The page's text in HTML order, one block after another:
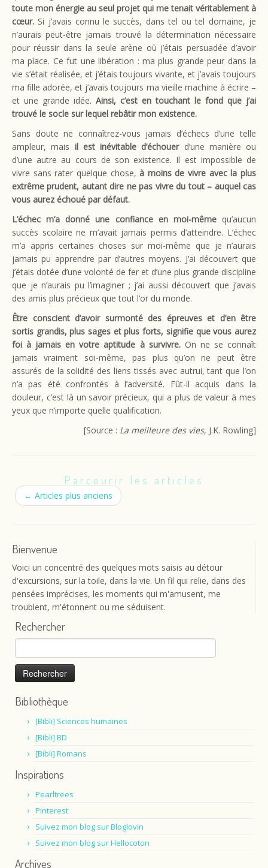
toute mon énergie au seul projet qui me tenait véritablement à
cœur. Si j’avais connu le succès, dans tel ou tel domaine, je
n’aurais peut-être jamais trouvé la détermination nécessaire
pour réussir dans la seule arène où j’étais persuadée d’avoir
ma place. Ce fut une libération : ma plus grande peur dans la
vie s’était réalisée, et j’étais toujours vivante, et j’avais toujours
ma fille adorée, et j’avais toujours ma vieille machine à écrire –
et une grande idée. Ainsi, c’est en touchant le fond que j’ai
trouvé le socle sur lequel rebâtir mon existence.
Sans doute ne connaîtrez-vous jamais d’échecs d’une telle
ampleur, mais il est inévitable d’échouerd’une manière ou
d’une autre au cours de son existence. Il est impossible de
vivre sans rater quelque chose, à moins de vivre avec la plus
extrême prudent, autant dire ne pas vivre du tout – auquel cas
vous aurez échoué par défaut.
L’échec m’a donné une confiance en moi-mêmequ’aucun
succès scolaire ne m’avait jamais permis d’atteindre. L’échec
m’a appris certaines choses sur moi-même que je n’aurais
jamais pu apprendre par d’autres moyens. J’ai découvert que
j’étais dotée d’une volonté de fer et d’une plus grande discipline
que je n’aurais pu l’imaginer ; j’ai aussi découvert que j’avais
des amis plus précieux que tout l’or du monde.
Être conscient d’avoir surmonté des épreuves et d’en être
sortis grandis, plus sages et plus forts, signifie que vous aurez
foi à jamais en votre aptitude à survivre.On ne se connaît
jamais vraiment soi-même, pas plus qu’on ne peut être
assurés de la solidité des liens tissés avec autrui, tant que l’on
n’a pas été confrontés à l’adversité. Fût-il acquis dans la
douleur, c’est là un savoir précieux, qui a plus de valeur à mes
yeux que n’importe quelle qualification.
[Source : La meilleure des vies, J.K. Rowling]
Parcourir les articles
← Articles plus anciens
Bienvenue
Voici un concentré des quelques mots saisis au détour
d'excursions, sur la toile, dans la vie. Un fil qui relie, dans des
pensées imprécises, les moments qui m'amusent, me
troublent, m'étonnent ou me séduisent.
Rechercher
Bibliothèque
[Bibli] Sciences humaines
[Bibli] BD
[Bibli] Romans
Inspirations
Pearltrees
Pinterest
Suivez mon blog sur Bloglovin
Suivez mon blog sur Hellocoton
Archives